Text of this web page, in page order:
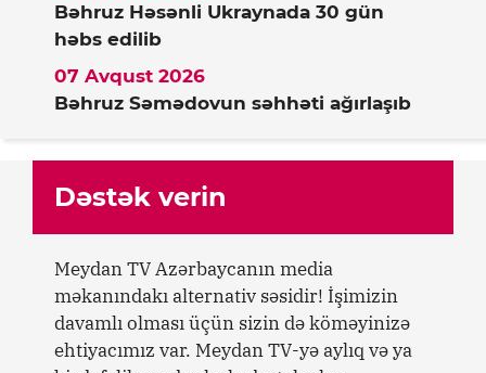
Bəhruz Həsənli Ukraynada 30 gün
həbs edilib
Bəhruz Səmədovun səhhəti ağırlaşıb
07 Avqust 2026
Dəstək verin
Meydan TV Azərbaycanın media
məkanındakı alternativ səsidir! İşimizin
davamlı olması üçün sizin də köməyinizə
ehtiyacımız var. Meydan TV-yə aylıq və ya